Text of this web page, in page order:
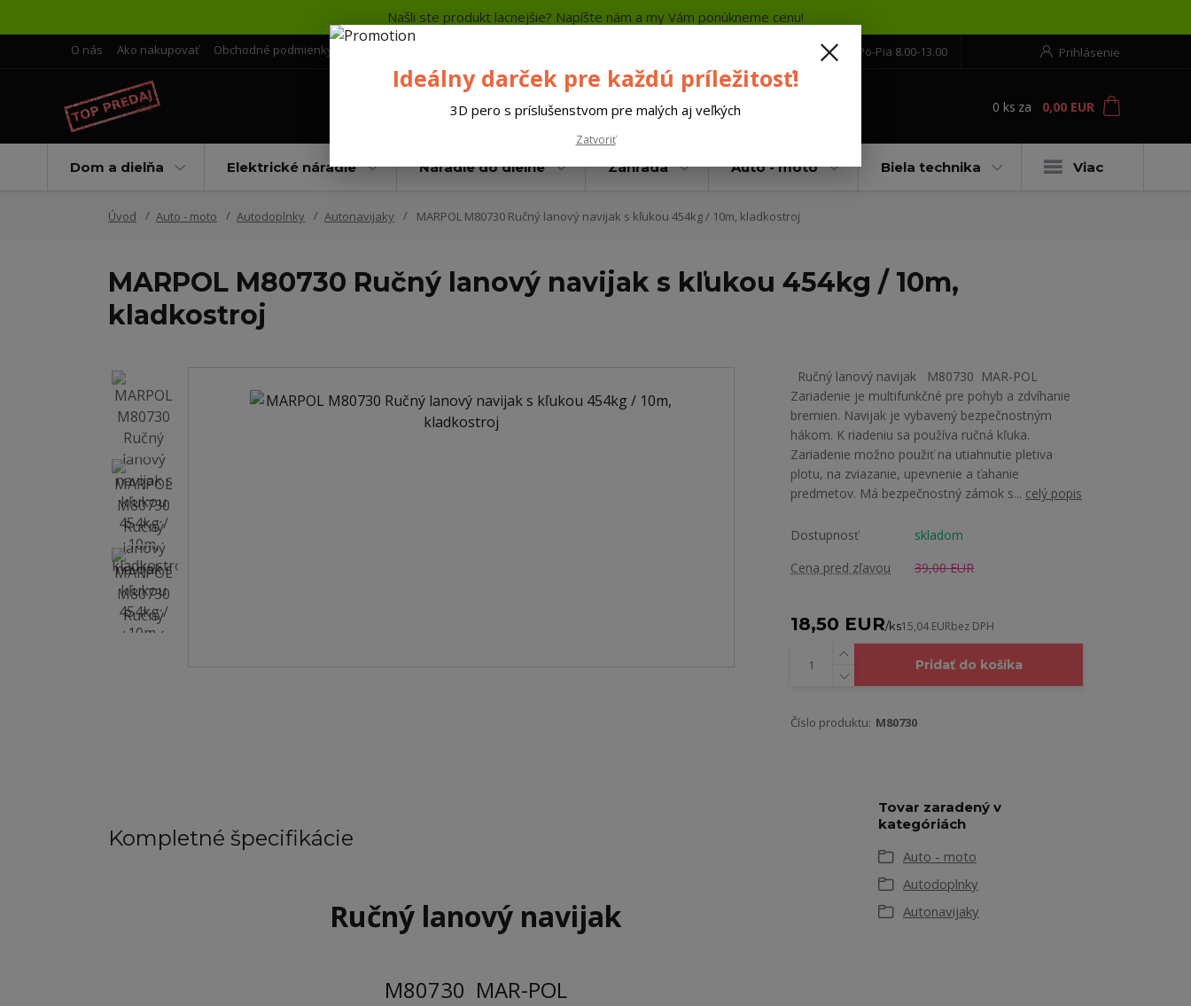
Našli ste produkt lacnejšie? Napíšte nám a my Vám ponúkneme cenu!
O nás Ako nakupovať Obchodné podmienky Prihlásenie
+421 552 304 860 Po-Pia 8.00-13.00
0 ks za 0,00 EUR
Dom a dielňa Elektrické náradie Náradie do dielne Záhrada Auto - moto Biela technika Viac
Úvod Auto - moto Autodoplnky Autonavijaky MARPOL M80730 Ručný lanový navijak s kľukou 454kg / 10m, kladkostroj
MARPOL M80730 Ručný lanový navijak s kľukou 454kg / 10m,
kladkostroj
Ručný lanový navijak M80730 MAR-POL
Zariadenie je multifunkčné pre pohyb a zdvíhanie
bremien. Navijak je vybavený bezpečnostným
hákom. K riadeniu sa používa ručná kľuka.
Zariadenie možno použiť na utiahnutie pletiva
plotu, na zviazanie, upevnenie a ťahanie
predmetov. Má bezpečnostný zámok s... celý popis
Dostupnosť
skladom
Cena pred zľavou
39,00 EUR
18,50 EUR/ks15,04 EURbez DPH
Pridať do košíka
Číslo produktu: M80730
Kompletné špecifikácie
Ručný lanový navijak
M80730 MAR-POL
Tovar zaradený v
kategóriách
Auto - moto
Autodoplnky
Autonavijaky
Ideálny darček pre každú príležitosť!
3D pero s príslušenstvom pre malých aj veľkých
Zatvoriť